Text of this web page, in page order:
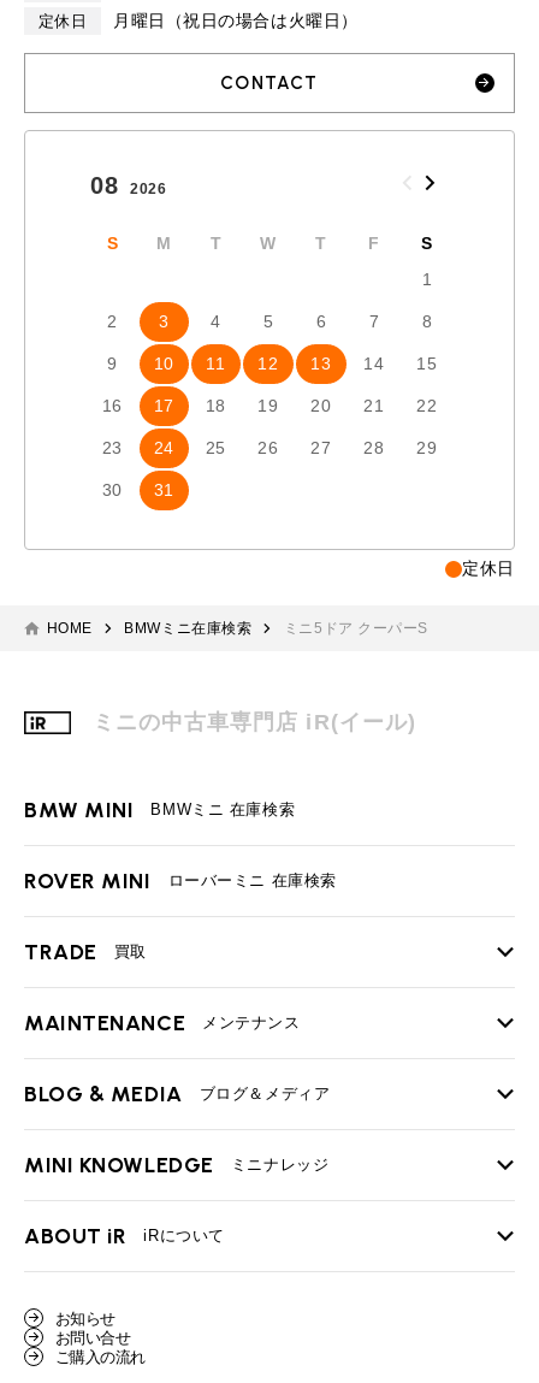
定休日 月曜日（祝日の場合は火曜日）
CONTACT
08 2026
S M T W T F
S
1
2 3 4 5 6 7 8
9 10 11 12 13 14 15
16 17 18 19 20 21 22
23 24 25 26 27 28 29
30 31
定休日
HOME BMWミニ在庫検索 ミニ5ドア クーパーS
ミニの中古車専門店 iR(イール)
BMW MINI BMWミニ 在庫検索
ROVER MINI ローバーミニ 在庫検索
TRADE 買取
TOP
必要書類
BMWミニ買取査定依頼
ローバーミニ買取査定依頼
MAINTENANCE メンテナンス
TOP
最近の修理実績
BLOG & MEDIA ブログ＆メディア
TOP
User's Voice 購入者様の声
Part's Report
MINI KNOWLEDGE ミニナレッジ
TOP
ローバーミニナレッジ
ABOUT iR iRについて
スタッフ紹介
お知らせ
お問い合せ
ご購入の流れ